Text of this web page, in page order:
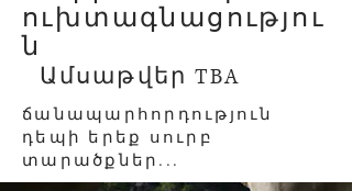
ուխտագնացությու
ն
Ամսաթվեր TBA
ճանապարհորդություն
դեպի երեք սուրբ
տարածքներ...